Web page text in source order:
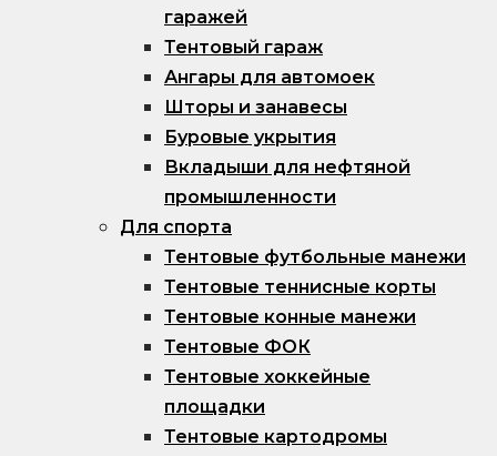
гаражей
Тентовый гараж
Ангары для автомоек
Шторы и занавесы
Буровые укрытия
Вкладыши для нефтяной
промышленности
Для спорта
Тентовые футбольные манежи
Тентовые теннисные корты
Тентовые конные манежи
Тентовые ФОК
Тентовые хоккейные
площадки
Тентовые картодромы